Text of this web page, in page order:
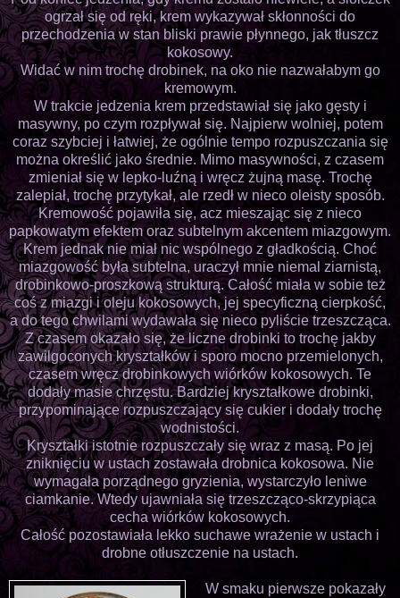
ogrzał się od ręki, krem wykazywał skłonności do
przechodzenia w stan bliski prawie płynnego, jak tłuszcz
kokosowy.
Widać w nim trochę drobinek, na oko nie nazwałabym go
kremowym.
W trakcie jedzenia krem przedstawiał się jako gęsty i
masywny, po czym rozpływał się. Najpierw wolniej, potem
coraz szybciej i łatwiej, że ogólnie tempo rozpuszczania się
można określić jako średnie. Mimo masywności, z czasem
zmieniał się w lepko-luźną i wręcz żujną masę. Trochę
zalepiał, trochę przytykał, ale rzedł w nieco oleisty sposób.
Kremowość pojawiła się, acz mieszając się z nieco
papkowatym efektem oraz subtelnym akcentem miazgowym.
Krem jednak nie miał nic wspólnego z gładkością. Choć
miazgowość była subtelna, uraczył mnie niemal ziarnistą,
drobinkowo-proszkową strukturą. Całość miała w sobie też
coś z miazgi i oleju kokosowych, jej specyficzną cierpkość,
a do tego chwilami wydawała się nieco pyliście trzeszcząca.
Z czasem okazało się, że liczne drobinki to trochę jakby
zawilgoconych kryształków i sporo mocno przemielonych,
czasem wręcz drobinkowych wiórków kokosowych. Te
dodały masie chrzęstu. Bardziej kryształkowe drobinki,
przypominające rozpuszczający się cukier i dodały trochę
wodnistości.
Kryształki istotnie rozpuszczały się wraz z masą. Po jej
zniknięciu w ustach zostawała drobnica kokosowa. Nie
wymagała porządnego gryzienia, wystarczyło leniwe
ciamkanie. Wtedy ujawniała się trzeszcząco-skrzypiąca
cecha wiórków kokosowych.
Całość pozostawiała lekko suchawe wrażenie w ustach i
drobne otłuszczenie na ustach.
W smaku pierwsze pokazały